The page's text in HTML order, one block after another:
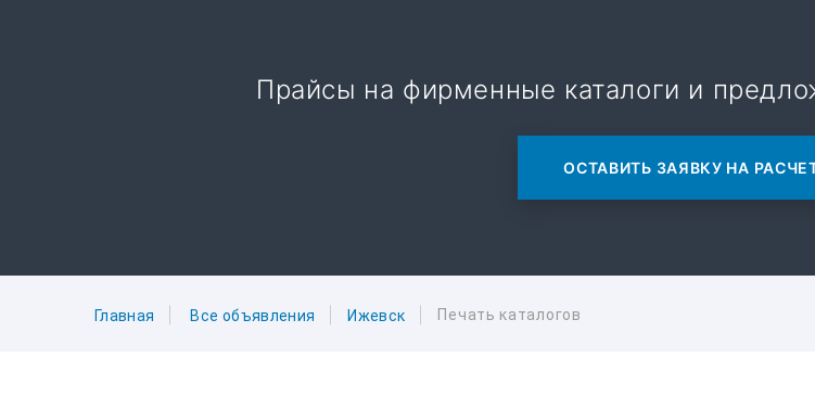
Прайсы на фирменные каталоги и
ОСТАВИТЬ ЗАЯВКУ НА
Главная Все объявления Ижевск Печать каталогов